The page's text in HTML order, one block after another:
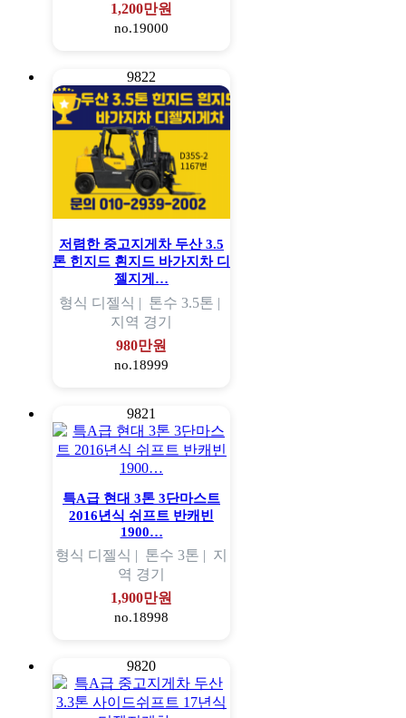
1,200만원
no.19000
9822
저렴한 중고지게차 두산 3.5
톤 힌지드 흰지드 바가지차 디
젤지게…
형식 디젤식 | 톤수 3.5톤 |
지역 경기
980만원
no.18999
9821
특A급 현대 3톤 3단마스트
2016년식 쉬프트 반캐빈
1900…
형식 디젤식 | 톤수 3톤 | 지
역 경기
1,900만원
no.18998
9820